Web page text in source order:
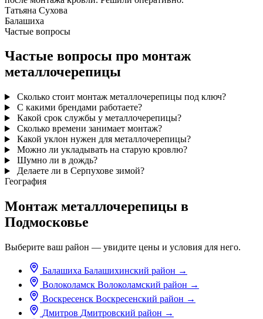
Татьяна Сухова
Балашиха
Частые вопросы
Частые вопросы про монтаж
металлочерепицы
Сколько стоит монтаж металлочерепицы под ключ?
С какими брендами работаете?
Какой срок службы у металлочерепицы?
Сколько времени занимает монтаж?
Какой уклон нужен для металлочерепицы?
Можно ли укладывать на старую кровлю?
Шумно ли в дождь?
Делаете ли в Серпухове зимой?
География
Монтаж металлочерепицы в
Подмосковье
Выберите ваш район — увидите цены и условия для него.
Балашиха Балашихинский район →
Волоколамск Волоколамский район →
Воскресенск Воскресенский район →
Дмитров Дмитровский район →